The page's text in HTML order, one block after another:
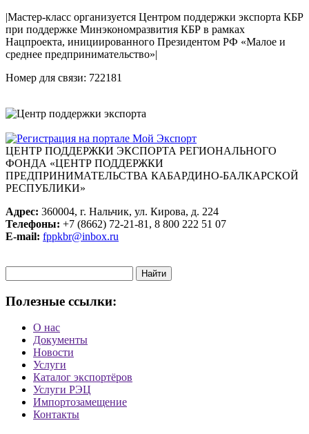
|Мастер-класс организуется Центром поддержки экспорта КБР
при поддержке Минэкономразвития КБР в рамках
Нацпроекта, инициированного Президентом РФ «Малое и
среднее предпринимательство»|
Номер для связи: 722181
ЦЕНТР ПОДДЕРЖКИ ЭКСПОРТА РЕГИОНАЛЬНОГО
ФОНДА «ЦЕНТР ПОДДЕРЖКИ
ПРЕДПРИНИМАТЕЛЬСТВА КАБАРДИНО-БАЛКАРСКОЙ
РЕСПУБЛИКИ»
Адрес: 360004, г. Нальчик, ул. Кирова, д. 224
Телефоны: +7 (8662) 72-21-81, 8 800 222 51 07
E-mail: fppkbr@inbox.ru
для
поиска:
Полезные ссылки:
О нас
Документы
Новости
Услуги
Каталог экспортёров
Услуги РЭЦ
Импортозамещение
Контакты